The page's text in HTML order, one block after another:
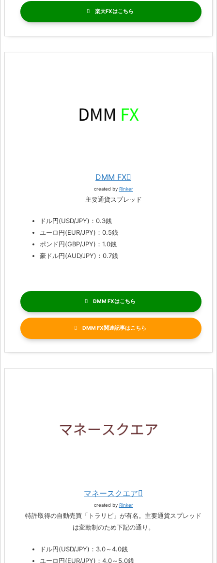
楽天FX
DMM FX
created by Rinker
主要通貨スプレッド
ドル円(USD/JPY)：0.3銭
ユーロ円(EUR/JPY)：0.5銭
ポンド円(GBP/JPY)：1.0銭
豪ドル円(AUD/JPY)：0.7銭
DMM FX
DMM FX関連記事
マネースクエア
created by Rinker
特許取得の自動売買「トラリピ」が有名。主要通貨スプレッド
は変動制のため下記の通り。
ドル円(USD/JPY)：3.0～4.0銭
ユーロ円(EUR/JPY)：4.0～5.0銭